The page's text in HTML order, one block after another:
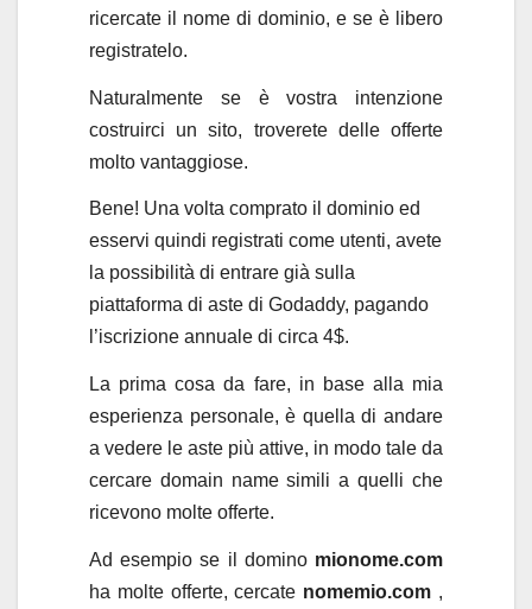
ricercate il nome di dominio, e se è libero
registratelo.
Naturalmente se è vostra intenzione
costruirci un sito, troverete delle offerte
molto vantaggiose.
Bene! Una volta comprato il dominio ed
esservi quindi registrati come utenti, avete
la possibilità di entrare già sulla
piattaforma di aste di Godaddy, pagando
l’iscrizione annuale di circa 4$.
La prima cosa da fare, in base alla mia
esperienza personale, è quella di andare
a vedere le aste più attive, in modo tale da
cercare domain name simili a quelli che
ricevono molte offerte.
Ad esempio se il domino mionome.com
ha molte offerte, cercate nomemio.com ,